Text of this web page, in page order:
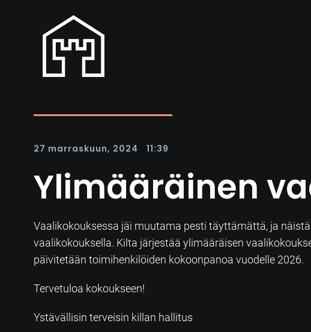
27 marraskuun, 2024 11:39
Ylimääräinen
Vaalikokouksessa jäi muutama pesti täyttämättä, ja
vaalikokouksella. Kilta järjestää ylimääräisen
päivitetään toimihenkilöiden kokoonpanoa vuodelle 2026.
Tervetuloa kokoukseen!
Ystävällisin terveisin killan hallitus